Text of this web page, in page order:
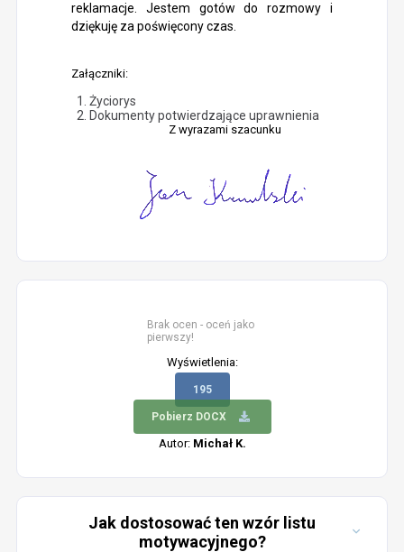
reklamacje. Jestem gotów do rozmowy i
dziękuję za poświęcony czas.
Załączniki:
Życiorys
Dokumenty potwierdzające uprawnienia
Z wyrazami szacunku
Brak ocen - oceń jako
pierwszy!
Wyświetlenia:
195
Pobierz DOCX
Autor: Michał K.
Jak dostosować ten wzór listu
motywacyjnego?